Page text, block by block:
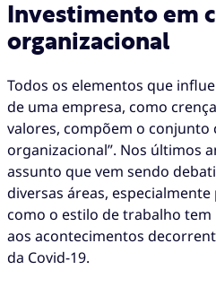
Investimento em
organizacional
Todos os elementos que
de uma empresa, como
valores, compõem o conjunto
organizacional”. Nos últimos
assunto que vem sendo
diversas áreas,
como o estilo de trabalho
aos acontecimentos
da Covid-19.